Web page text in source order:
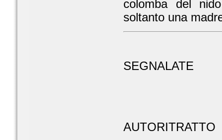
colomba del
soltanto una
SEGNALATE
AUTORITRATTO